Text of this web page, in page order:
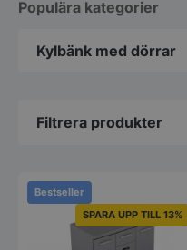
Populära kategorier
Kylbänk med dörrar
Filtrera produkter
Bestseller
SPARA UPP TILL 13%